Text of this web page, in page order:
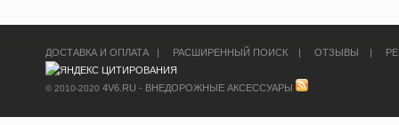
ДОСТАВКА И ОПЛАТА| РАСШИРЕННЫЙ ПОИСК| ОТЗЫВЫ |
© 2010-2020 4V6.RU - ВНЕДОРОЖНЫЕ АКСЕССУАРЫ